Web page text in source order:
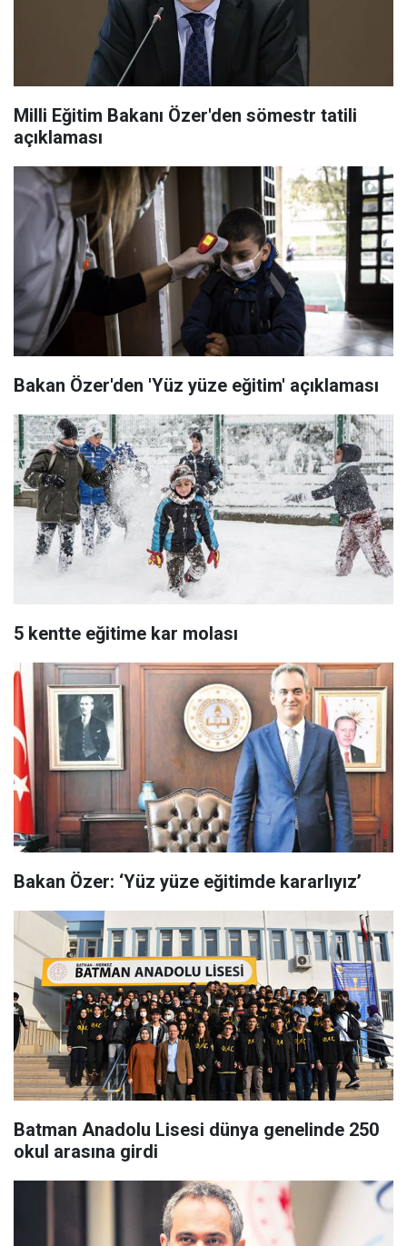
Milli Eğitim Bakanı Özer'den sömestr tatili
açıklaması
Bakan Özer'den 'Yüz yüze eğitim' açıklaması
5 kentte eğitime kar molası
Bakan Özer: ‘Yüz yüze eğitimde kararlıyız’
Batman Anadolu Lisesi dünya genelinde 250
okul arasına girdi